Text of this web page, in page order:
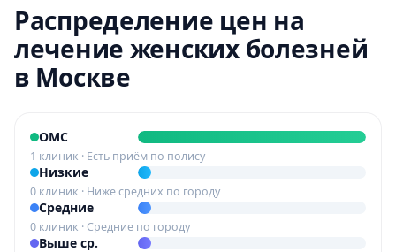
Распределение цен на
лечение женских болезней
в Москве
ОМС
1 клиник · Есть приём по полису
Низкие
0 клиник · Ниже средних по городу
Средние
0 клиник · Средние по городу
Выше ср.